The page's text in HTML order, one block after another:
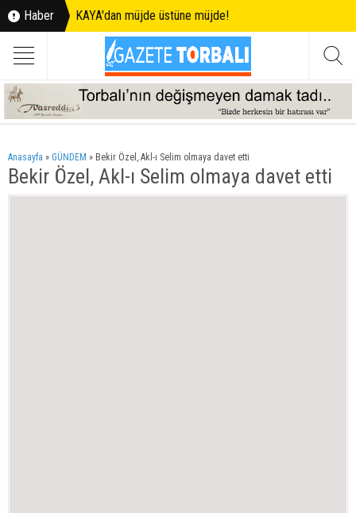
Haber KAYA'dan müjde üstüne müjde!
Anasayfa » GÜNDEM » Bekir Özel, Akl-ı Selim olmaya davet etti
Bekir Özel, Akl-ı Selim olmaya davet etti